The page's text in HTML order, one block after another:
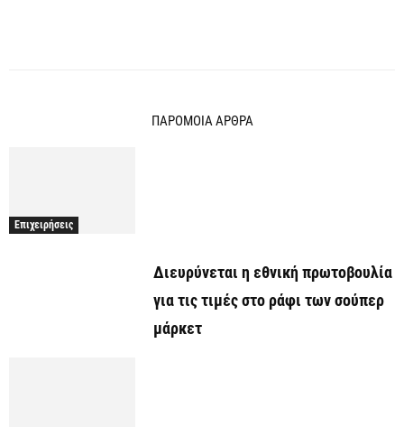
ΠΑΡΟΜΟΙΑ ΑΡΘΡΑ
Επιχειρήσεις
Διευρύνεται η εθνική πρωτοβουλία
για τις τιμές στο ράφι των σούπερ
μάρκετ